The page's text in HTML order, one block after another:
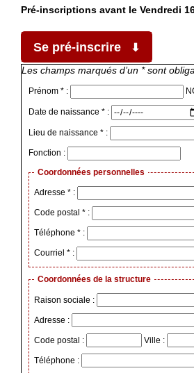
Pré-inscriptions avant le Vendredi
Se pré-inscrire
Les champs marqués d’un * sont
Prénom * :
Date de naissance * :
Lieu de naissance * :
Fonction :
Coordonnées personnelles
Adresse * :
Code postal * :
Téléphone * :
Courriel * :
Coordonnées de la structure
Raison sociale :
Adresse :
Code postal : Ville :
Téléphone :